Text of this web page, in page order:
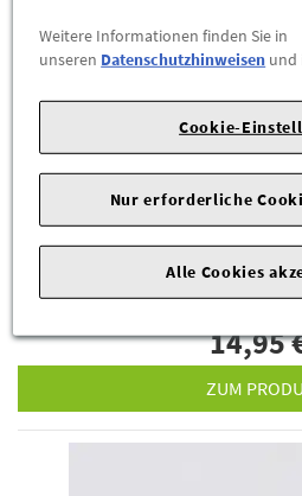
000087010BEZMD
VW Schlüsselanhänger Metall und
Wo VW draufsteht, ist ein echter
klassischen
Autoschlüssel den passenden
durchhochwertige Materialien
trifft auf ...
14,95
ZUM
Weitere Informationen finden Sie in
unseren Datenschutzhinweisen und
Cookie-
Nur erforderliche
Alle Cookies